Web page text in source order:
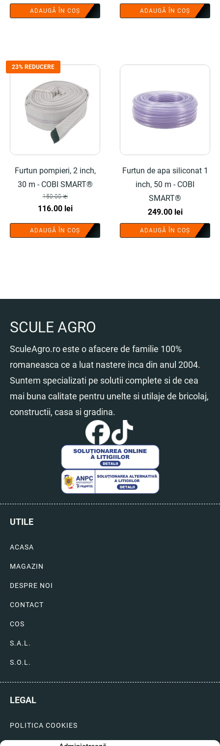
ADAUGĂ ÎN COȘ ADAUGĂ ÎN COȘ
23% REDUCERE
Furtun pompieri, 2 inch,
30 m - COBI SMART®
150.00lei
Prețul
inițial
a
116.00 leiPrețul
curent
este:
ADAUGĂ ÎN COȘ
Furtun de apa siliconat 1
inch, 50 m - COBI
SMART®
249.00 lei
ADAUGĂ ÎN COȘ
SCULE AGRO
SculeAgro.ro este o afacere de familie 100%
romaneasca ce a luat nastere inca din anul 2004.
Suntem specializati pe solutii complete si de cea
mai buna calitate pentru unelte si utilaje de bricolaj,
constructii, casa si gradina.
UTILE
ACASA
MAGAZIN
DESPRE NOI
CONTACT
COS
S.A.L.
S.O.L.
LEGAL
POLITICA COOKIES
LIVRARI SI PLATI